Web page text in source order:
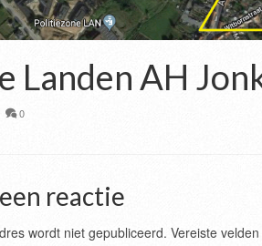
Landen AH
0
reactie
wordt niet gepubliceerd. Vereiste